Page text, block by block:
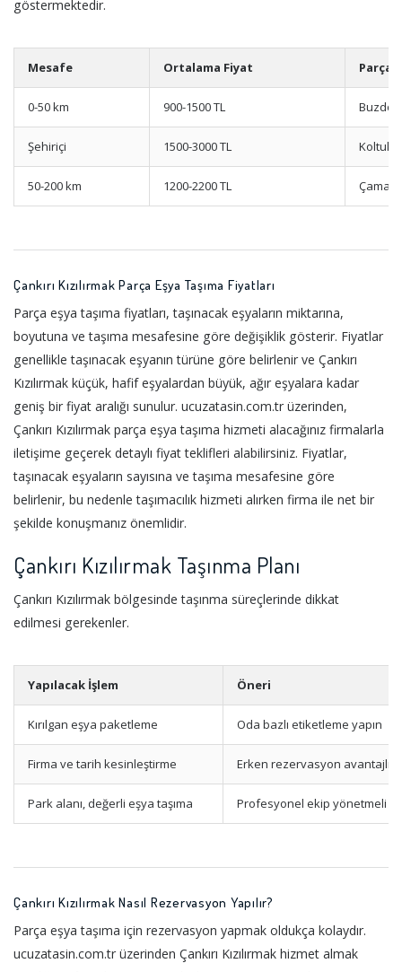
göstermektedir.
Mesafe Ortalama Fiyat Parça
0-50 km 900-1500 TL
Şehiriçi 1500-3000 TL Koltuk
50-200 km 1200-2200 TL
Çankırı Kızılırmak Parça Eşya Taşıma Fiyatları
Parça eşya taşıma fiyatları, taşınacak eşyaların miktarına,
boyutuna ve taşıma mesafesine göre değişiklik gösterir. Fiyatlar
genellikle taşınacak eşyanın türüne göre belirlenir ve Çankırı
Kızılırmak küçük, hafif eşyalardan büyük, ağır eşyalara kadar
geniş bir fiyat aralığı sunulur. ucuzatasin.com.tr üzerinden,
Çankırı Kızılırmak parça eşya taşıma hizmeti alacağınız firmalarla
iletişime geçerek detaylı fiyat teklifleri alabilirsiniz. Fiyatlar,
taşınacak eşyaların sayısına ve taşıma mesafesine göre
belirlenir, bu nedenle taşımacılık hizmeti alırken firma ile net bir
şekilde konuşmanız önemlidir.
Çankırı Kızılırmak Taşınma Planı
Çankırı Kızılırmak bölgesinde taşınma süreçlerinde dikkat
edilmesi gerekenler.
Yapılacak İşlem Öneri
Kırılgan eşya paketleme Oda bazlı etiketleme yapın
Firma ve tarih kesinleştirme Erken rezervasyon
Park alanı, değerli eşya taşıma Profesyonel ekip yönetmeli
Çankırı Kızılırmak Nasıl Rezervasyon Yapılır?
Parça eşya taşıma için rezervasyon yapmak oldukça kolaydır.
ucuzatasin.com.tr üzerinden Çankırı Kızılırmak hizmet almak